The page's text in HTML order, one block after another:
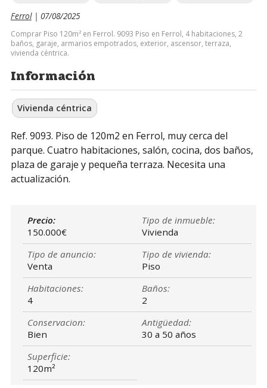
Ferrol| 07/08/2025
Comprar Piso 120m² en Ferrol. 9093 Piso en Ferrol, 4 habitaciones, 2
baños, garaje, armarios empotrados, exterior, ascensor, terraza,
vivienda céntrica.
Información
Vivienda céntrica
Ref. 9093. Piso de 120m2 en Ferrol, muy cerca del
parque. Cuatro habitaciones, salón, cocina, dos baños,
plaza de garaje y pequeña terraza. Necesita una
actualización.
Precio:
150.000€
Tipo de inmueble:
Vivienda
Tipo de anuncio:
Venta
Tipo de vivienda:
Piso
Habitaciones:
4
Baños:
2
Conservacion:
Bien
Antigüedad:
30 a 50 años
Superficie:
120m²